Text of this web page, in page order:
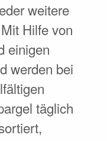
weitere
Hilfe von
einigen
werden bei
täglich